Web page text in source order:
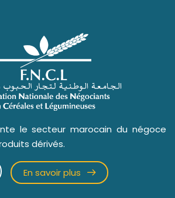
le secteur marocain du négoce
dérivés.
En savoir plus